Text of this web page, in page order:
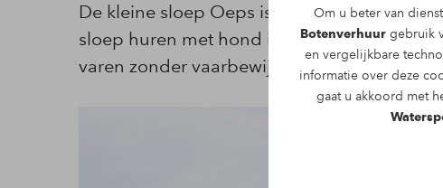
Om u beter van
Botenverhuurgebruik
en vergelijkbare
informatie over deze
gaat u akkoord met
De kleine sloep Oeps is ideaal voor
sloep huren met hond in de Biesbosch?
varen zonder vaarbewijs: alles voor een